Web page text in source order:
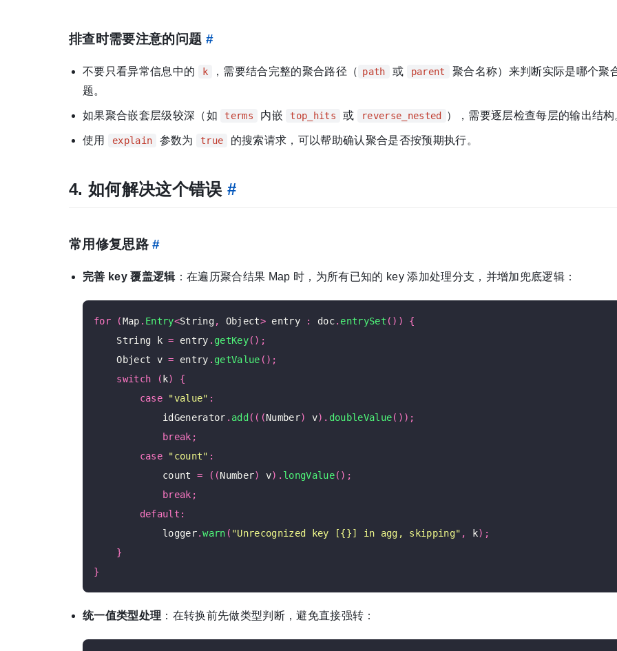
排查时需要注意的问题 #
不要只看异常信息中的 k ，需要结合完整的聚合路径（ path 或 parent
聚合名称）来判断实际是哪个聚
题。
如果聚合嵌套层级较深（如 terms 内嵌 top_hits 或 reverse_nested ），需要逐层检查每层的输出结构
使用 explain 参数为 true 的搜索请求，可以帮助确认聚合是否按预期执行。
4. 如何解决这个错误 #
常用修复思路#
完善 key 覆盖逻辑：在遍历聚合结果 Map 时，为所有已知的 key 添加处理分支，并增加兜底逻辑：
for (Map . Entry<String, Object> entry : doc. entrySet ())
{
    String k
= entry . getKey();
    Object v
= entry . getValue ();
switch
( k)
{
case
"value" :
            idGenerator
. add (((Number) v). doubleValue());
break ;
case
"count" :
            count
= ((Number) v). longValue();
break ;
default :
            logger
.warn ( "Unrecognized key [{}] in agg, skipping" , k);
}
}
统一值类型处理 ：在转换前先做类型判断，避免直接强转：